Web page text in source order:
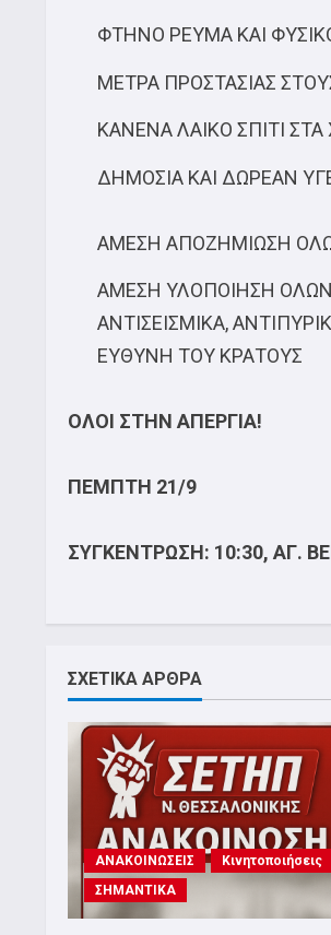
ΦΤΗΝΟ ΡΕΥΜΑ ΚΑΙ
ΜΕΤΡΑ ΠΡΟΣΤΑΣΙΑΣ
ΚΑΝΕΝΑ ΛΑΙΚΟ ΣΠΙΤΙ ΣΤΑ
ΔΗΜΟΣΙΑ ΚΑΙ ΔΩΡΕΑΝ
ΑΜΕΣΗ ΑΠΟΖΗΜΙΩΣΗ
ΑΜΕΣΗ ΥΛΟΠΟΙΗΣΗ
ΑΝΤΙΣΕΙΣΜΙΚΑ,
ΕΥΘΥΝΗ ΤΟΥ ΚΡΑΤΟΥΣ
ΟΛΟΙ ΣΤΗΝ ΑΠΕΡΓΙΑ!
ΠΕΜΠΤΗ 21/9
ΣΥΓΚΕΝΤΡΩΣΗ: 10:30, ΑΓ.
ΣΧΕΤΙΚΑ ΑΡΘΡΑ
ΑΝΑΚΟΙΝΩΣΕΙΣ
Κινητοποιήσεις
ΣΗΜΑΝΤΙΚΑ